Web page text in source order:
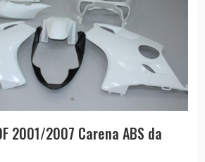
2001/2007 Carena ABS da